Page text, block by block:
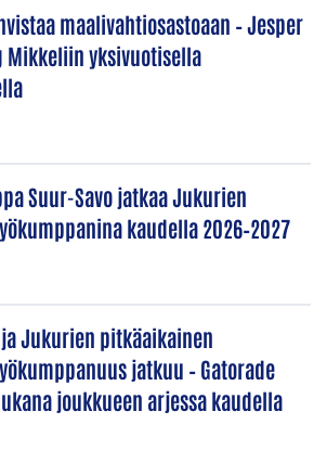
maalivahtiosastoaan – Jesper
Mikkeliin yksivuotisella
Suur-Savo jatkaa Jukurien
kaudella 2026–2027
Jukurien pitkäaikainen
jatkuu – Gatorade
joukkueen arjessa kaudella